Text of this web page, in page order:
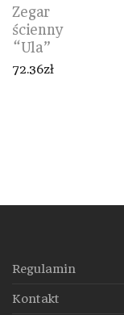
Zegar
ścienny
“Ula”
72.36zł
Regulamin
Kontakt